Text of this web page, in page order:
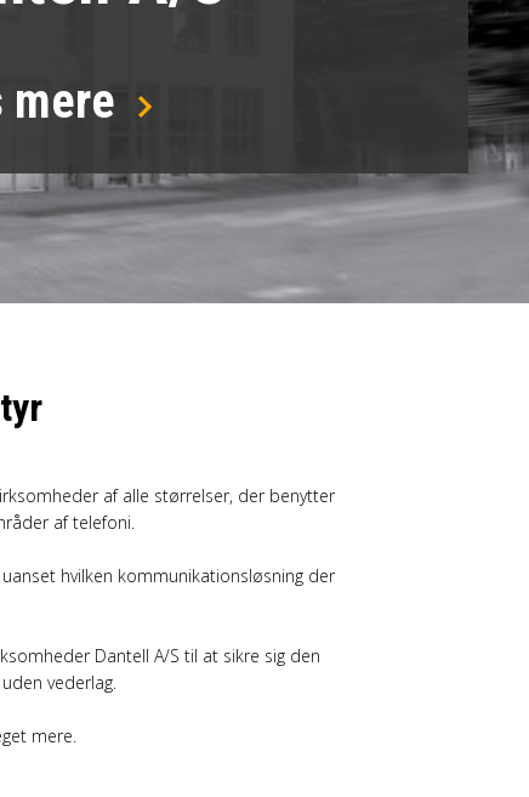
af alle størrelser, der benytter
af telefoni.
hvilken kommunikationsløsning der
Dantell A/S til at sikre sig den
vederlag.
mere.